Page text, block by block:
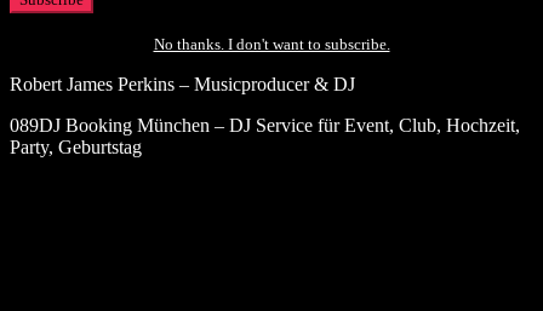
No thanks. I don't want to subscribe.
Robert James Perkins – Musicproducer & DJ
089DJ Booking München – DJ Service für Event, Club, Hochzeit,
Party, Geburtstag